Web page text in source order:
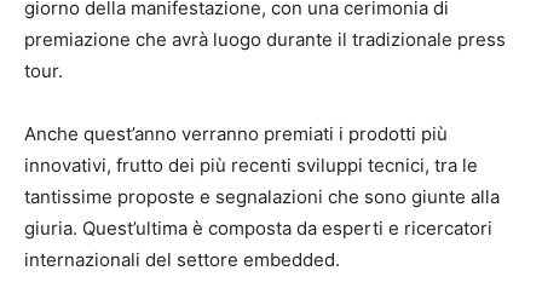
giorno della manifestazione, con una cerimonia di
premiazione che avrà luogo durante il tradizionale press
tour.
Anche quest’anno verranno premiati i prodotti più
innovativi, frutto dei più recenti sviluppi tecnici, tra le
tantissime proposte e segnalazioni che sono giunte alla
giuria. Quest’ultima è composta da esperti e ricercatori
internazionali del settore embedded.